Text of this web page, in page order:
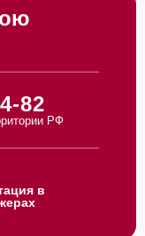
82
РФ
в